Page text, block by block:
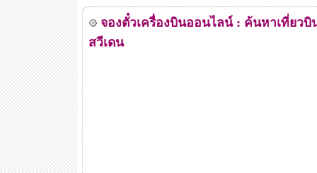
จองตั๋วเครื่องบินออนไลน์ : ค้นหาเที่ยวบิ
สวีเดน